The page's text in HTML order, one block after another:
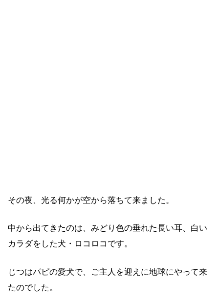
その夜、光る何かが空から落ちて来ました。
中から出てきたのは、みどり色の垂れた長い耳、白い
カラダをした犬・ロコロコです。
じつはパピの愛犬で、ご主人を迎えに地球にやって来
たのでした。